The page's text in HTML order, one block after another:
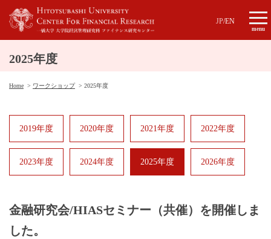
JP/EN
menu
2025年度
Home ワークショップ 2025年度
2019年度 2020年度 2021年度 2022年度
2023年度 2024年度 2025年度 2026年度
金融研究会/HIASセミナー（共催）を開催しま
した。